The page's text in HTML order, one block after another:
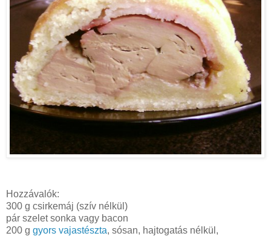
Hozzávalók:
300 g csirkemáj (szív nélkül)
pár szelet sonka vagy bacon
200 g gyors vajastészta, sósan, hajtogatás nélkül,